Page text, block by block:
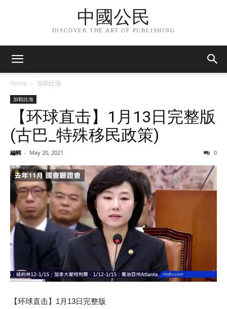
中國公民
DISCOVER THE ART OF PUBLISHING
Home 加勒比海
加勒比海
【环球直击】1月13日完整版
(古巴_特殊移民政策)
編輯 - May 20, 2021 0
【环球直击】1月13日完整版